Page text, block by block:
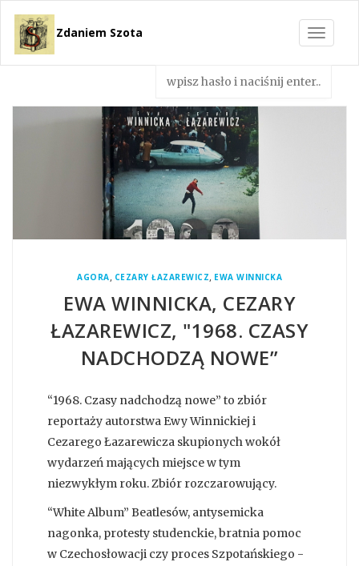
Toggle
Zdaniem Szota
AGORA, CEZARY ŁAZAREWICZ, EWA WINNICKA
EWA WINNICKA, CEZARY
ŁAZAREWICZ, "1968. CZASY
NADCHODZĄ NOWE”
“1968. Czasy nadchodzą nowe” to zbiór
reportaży autorstwa Ewy Winnickiej i
Cezarego Łazarewicza skupionych wokół
wydarzeń mających miejsce w tym
niezwykłym roku. Zbiór rozczarowujący.
“White Album” Beatlesów, antysemicka
nagonka, protesty studenckie, bratnia pomoc
w Czechosłowacji czy proces Szpotańskiego -